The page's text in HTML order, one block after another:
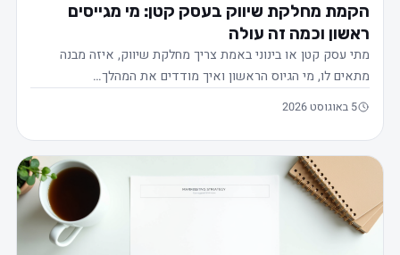
הקמת מחלקת שיווק בעסק קטן: מי מגייסים
ראשון וכמה זה עולה
מתי עסק קטן או בינוני באמת צריך מחלקת שיווק, איזה מבנה
מתאים לו, מי הגיוס הראשון ואיך מודדים את המהלך…
5 באוגוסט 2026